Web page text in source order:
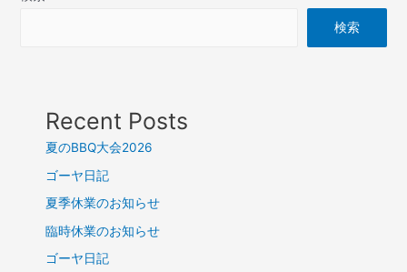
検索
Recent Posts
夏のBBQ大会2026
ゴーヤ日記
夏季休業のお知らせ
臨時休業のお知らせ
ゴーヤ日記